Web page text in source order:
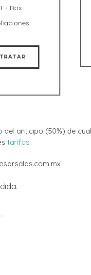
+ Box
del anticipo (50%) de
tarifas